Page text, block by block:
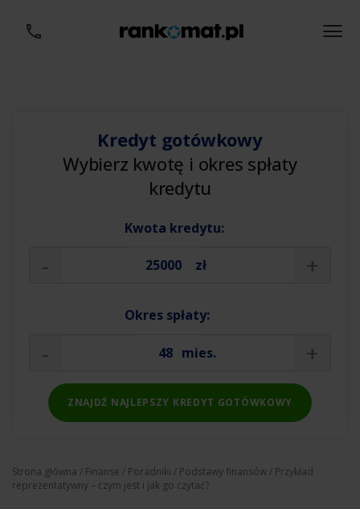
Kredyt gotówkowy
Wybierz kwotę i okres spłaty
kredytu
Kwota kredytu:
- zł +
Okres spłaty:
- mies. +
ZNAJDŹ NAJLEPSZY KREDYT GOTÓWKOWY
Strona główna / Finanse / Poradniki / Podstawy finansów/ Przykład
reprezentatywny – czym jest i jak go czytać?